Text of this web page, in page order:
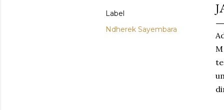
Label
Ndherek Sayembara